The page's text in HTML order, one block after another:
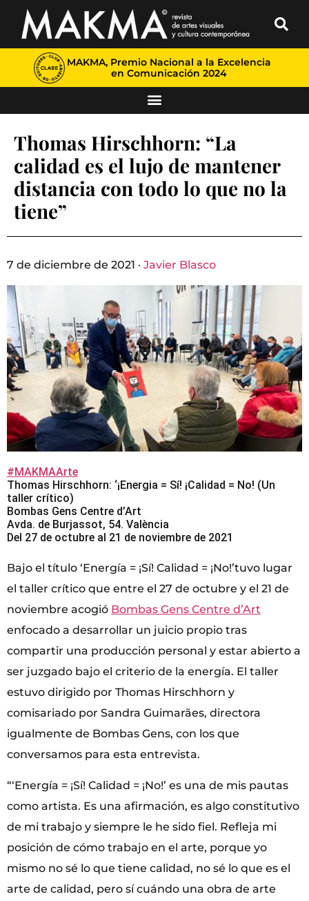
MAKMA, Premio Nacional a la Excelencia
en Comunicación 2024
Thomas Hirschhorn: “La
calidad es el lujo de mantener
distancia con todo lo que no la
tiene”
7 de diciembre de 2021 · Javier Blasco
#MAKMAArte
Thomas Hirschhorn: ‘¡Energia = Sí! ¡Calidad = No! (Un
taller crítico)
Bombas Gens Centre d’Art
Avda. de Burjassot, 54. València
Del 27 de octubre al 21 de noviembre de 2021
Bajo el título ‘Energía = ¡Sí! Calidad = ¡No!’tuvo lugar
el taller crítico que entre el 27 de octubre y el 21 de
noviembre acogió Bombas Gens Centre d’Art
enfocado a desarrollar un juicio propio tras
compartir una producción personal y estar abierto a
ser juzgado bajo el criterio de la energía. El taller
estuvo dirigido por Thomas Hirschhorn y
comisariado por Sandra Guimarães, directora
igualmente de Bombas Gens, con los que
conversamos para esta entrevista.
“‘Energía = ¡Sí! Calidad = ¡No!’ es una de mis pautas
como artista. Es una afirmación, es algo constitutivo
de mi trabajo y siempre le he sido fiel. Refleja mi
posición de cómo trabajo en el arte, porque yo
mismo no sé lo que tiene calidad, no sé lo que es el
arte de calidad, pero sí cuándo una obra de arte